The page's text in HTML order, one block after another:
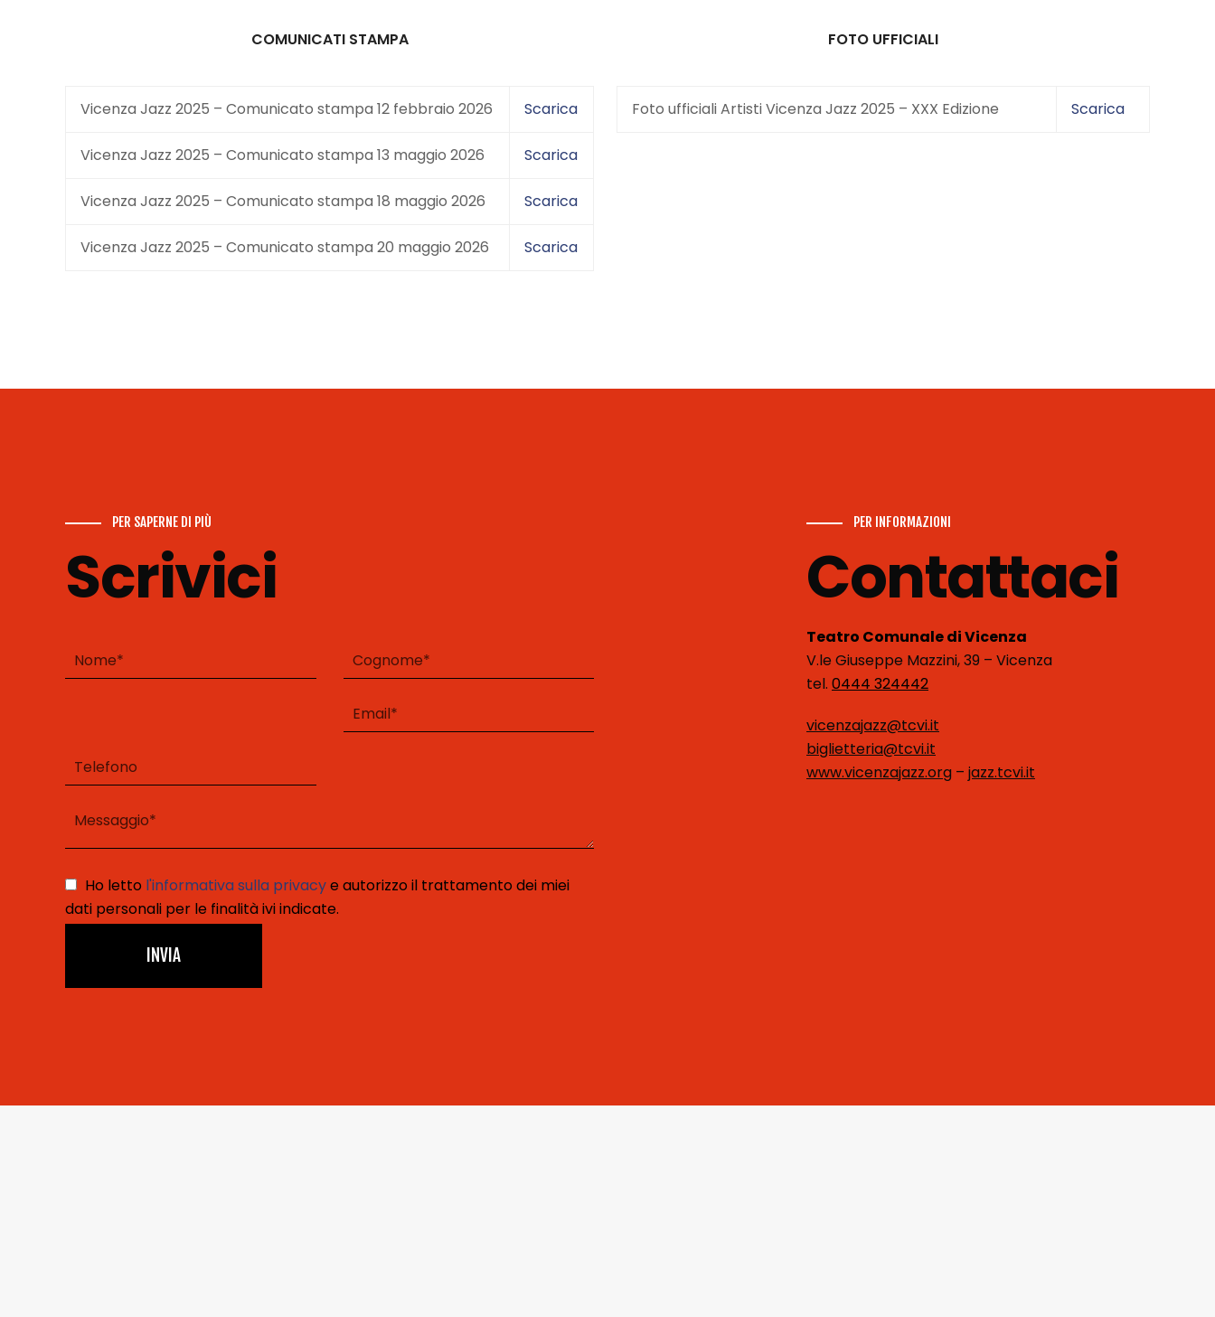
COMUNICATI STAMPA
Vicenza Jazz 2025 – Comunicato stampa 12 febbraio 2026 Scarica
Vicenza Jazz 2025 – Comunicato stampa 13 maggio 2026 Scarica
Vicenza Jazz 2025 – Comunicato stampa 18 maggio 2026 Scarica
Vicenza Jazz 2025 – Comunicato stampa 20 maggio 2026 Scarica
FOTO UFFICIALI
Foto ufficiali Artisti Vicenza Jazz 2025 – XXX Edizione Scarica
PER SAPERNE DI PIÙ
Scrivici
lasciare
vuoto
campo.
Ho letto l'informativa sulla privacye autorizzo il trattamento dei miei
dati personali per le finalità ivi indicate.
PER INFORMAZIONI
Contattaci
Teatro Comunale di Vicenza
V.le Giuseppe Mazzini, 39 – Vicenza
tel. 0444 324442
vicenzajazz@tcvi.it
biglietteria@tcvi.it
www.vicenzajazz.org – jazz.tcvi.it